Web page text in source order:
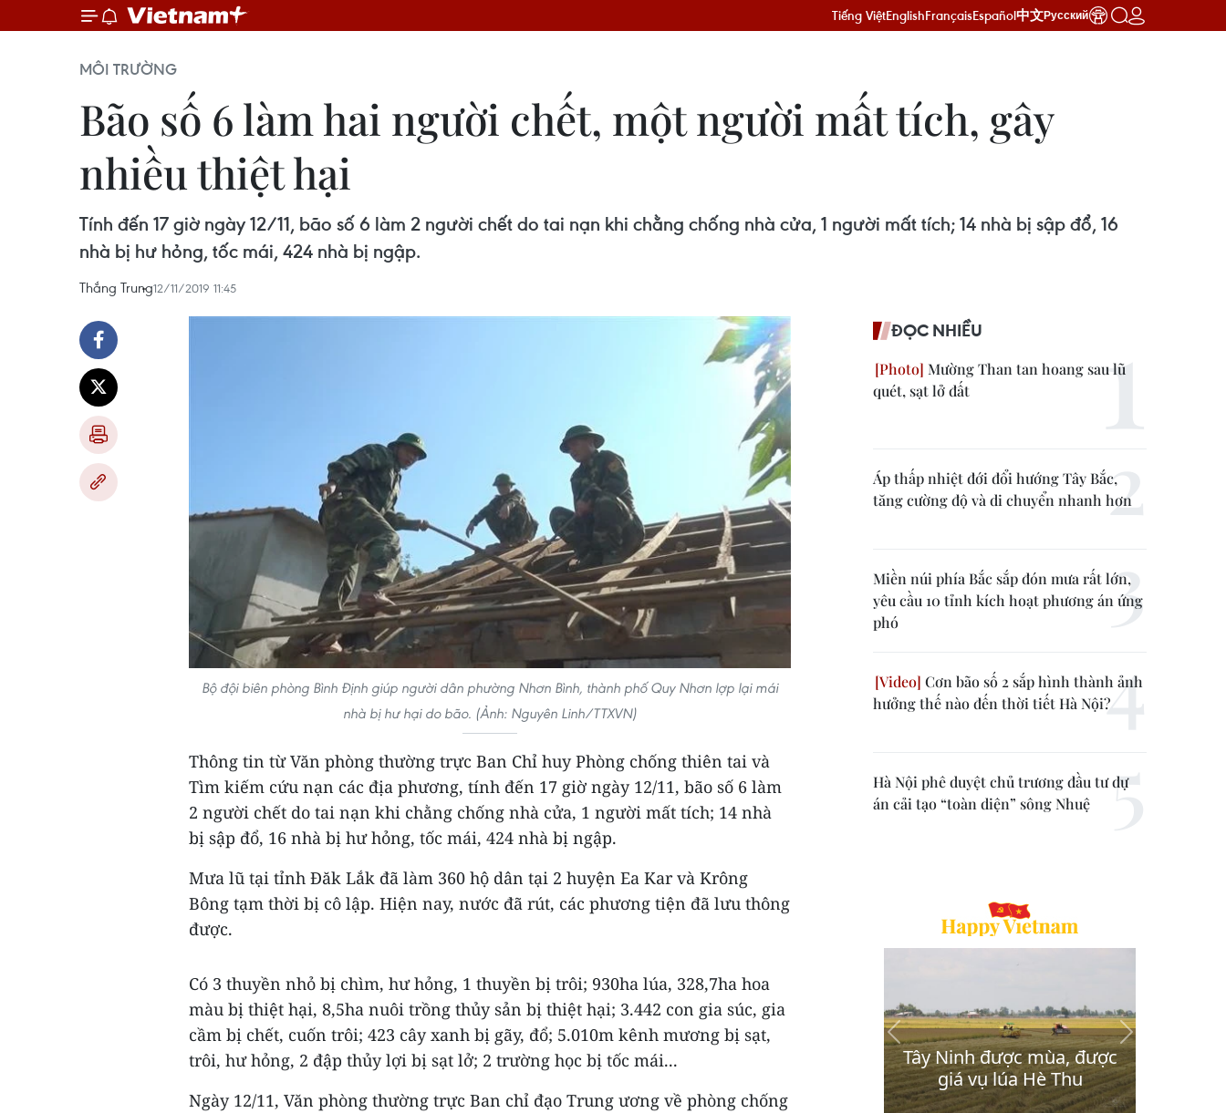
Tiếng ViệtEnglishFrançaisEspañol中文Русский
MÔI TRƯỜNG
Bão số 6 làm hai người chết, một người mất tích, gây
nhiều thiệt hại
Tính đến 17 giờ ngày 12/11, bão số 6 làm 2 người chết do tai nạn khi chằng chống nhà cửa, 1 người mất tích; 14 nhà bị sập đổ, 16
nhà bị hư hỏng, tốc mái, 424 nhà bị ngập.
Thắng Trung12/11/2019 11:45
Bộ đội biên phòng Bình Định giúp người dân phường Nhơn Bình, thành phố Quy Nhơn lợp lại mái
nhà bị hư hại do bão. (Ảnh: Nguyên Linh/TTXVN)
Thông tin từ Văn phòng thường trực Ban Chỉ huy Phòng chống thiên tai và
Tìm kiếm cứu nạn các địa phương, tính đến 17 giờ ngày 12/11, bão số 6 làm
2 người chết do tai nạn khi chằng chống nhà cửa, 1 người mất tích; 14 nhà
bị sập đổ, 16 nhà bị hư hỏng, tốc mái, 424 nhà bị ngập.
Mưa lũ tại tỉnh Đăk Lắk đã làm 360 hộ dân tại 2 huyện Ea Kar và Krông
Bông tạm thời bị cô lập. Hiện nay, nước đã rút, các phương tiện đã lưu thông
được.
Có 3 thuyền nhỏ bị chìm, hư hỏng, 1 thuyền bị trôi; 930ha lúa, 328,7ha hoa
màu bị thiệt hại, 8,5ha nuôi trồng thủy sản bị thiệt hại; 3.442 con gia súc, gia
cầm bị chết, cuốn trôi; 423 cây xanh bị gãy, đổ; 5.010m kênh mương bị sạt,
trôi, hư hỏng, 2 đập thủy lợi bị sạt lở; 2 trường học bị tốc mái...
Ngày 12/11, Văn phòng thường trực Ban chỉ đạo Trung ương về phòng chống
ĐỌC NHIỀU
Mường Than tan hoang sau lũ
quét, sạt lở đất
Áp thấp nhiệt đới đổi hướng Tây Bắc,
tăng cường độ và di chuyển nhanh hơn
Miền núi phía Bắc sắp đón mưa rất lớn,
yêu cầu 10 tỉnh kích hoạt phương án ứng
phó
Cơn bão số 2 sắp hình thành ảnh
hưởng thế nào đến thời tiết Hà Nội?
Hà Nội phê duyệt chủ trương đầu tư dự
án cải tạo “toàn diện” sông Nhuệ